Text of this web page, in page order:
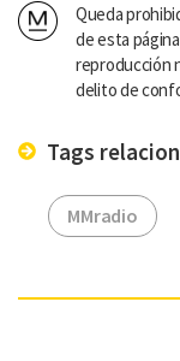
Queda
de esta
reproducción
delito de
Tags
MMradio